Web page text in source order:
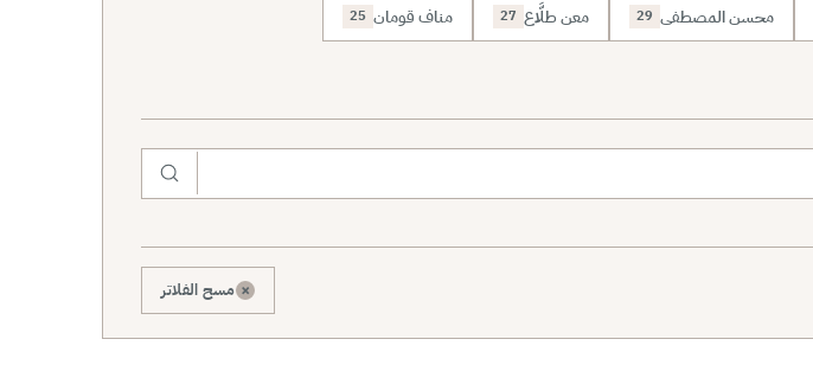
محسن المصطفى 29 معن طلَّاع 27 مناف قومان 25
× مسح الفلاتر